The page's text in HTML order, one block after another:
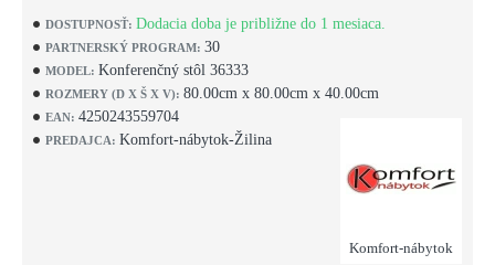
DOSTUPNOSŤ: Dodacia doba je približne do 1 mesiaca.
PARTNERSKÝ PROGRAM: 30
MODEL: Konferenčný stôl 36333
ROZMERY (D X Š X V): 80.00cm x 80.00cm x 40.00cm
EAN: 4250243559704
PREDAJCA: Komfort-nábytok-Žilina
Komfort-nábytok